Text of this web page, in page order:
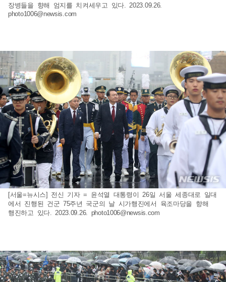
장병들을 향해 엄지를 치켜세우고 있다. 2023.09.26.
photo1006@newsis.com
[서울=뉴시스] 전신 기자 = 윤석열 대통령이 26일 서울 세종대로 일대
에서 진행된 건군 75주년 국군의 날 시가행진에서 육조마당을 향해
행진하고 있다. 2023.09.26. photo1006@newsis.com